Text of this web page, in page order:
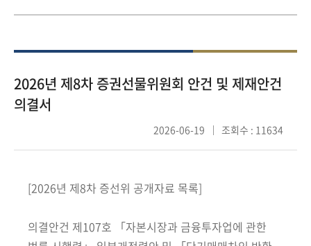
참
여
마
2026년 제8차 증권선물위원회 안건 및 제재안건
의결서
2026-06-19 조회수 : 11634
[2026년 제8차 증선위 공개자료 목록]
의결안건 제107호 「자본시장과 금융투자업에 관한